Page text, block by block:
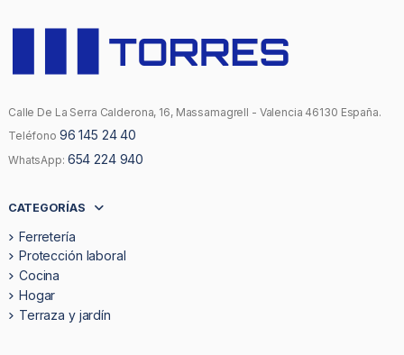
Calle De La Serra Calderona, 16, Massamagrell - Valencia 46130 España.
Teléfono 96 145 24 40
WhatsApp: 654 224 940
CATEGORÍAS
Ferretería
Protección laboral
Cocina
Hogar
Terraza y jardín